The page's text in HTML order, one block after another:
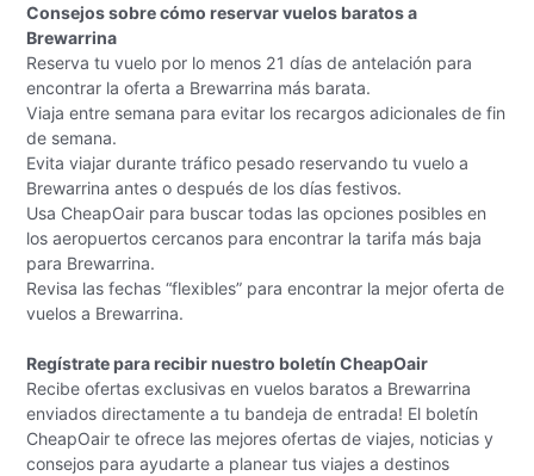
Consejos sobre cómo reservar vuelos baratos a
Brewarrina
Reserva tu vuelo por lo menos 21 días de antelación para
encontrar la oferta a Brewarrina más barata.
Viaja entre semana para evitar los recargos adicionales de fin
de semana.
Evita viajar durante tráfico pesado reservando tu vuelo a
Brewarrina antes o después de los días festivos.
Usa CheapOair para buscar todas las opciones posibles en
los aeropuertos cercanos para encontrar la tarifa más baja
para Brewarrina.
Revisa las fechas “flexibles” para encontrar la mejor oferta de
vuelos a Brewarrina.
Regístrate para recibir nuestro boletín CheapOair
Recibe ofertas exclusivas en vuelos baratos a Brewarrina
enviados directamente a tu bandeja de entrada! El boletín
CheapOair te ofrece las mejores ofertas de viajes, noticias y
consejos para ayudarte a planear tus viajes a destinos